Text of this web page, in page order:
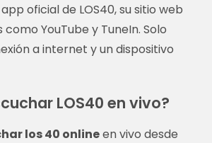
oficial de LOS40, su sitio web
YouTube y TuneIn. Solo
a internet y un dispositivo
LOS40 en vivo?
los 40 onlineen vivo desde